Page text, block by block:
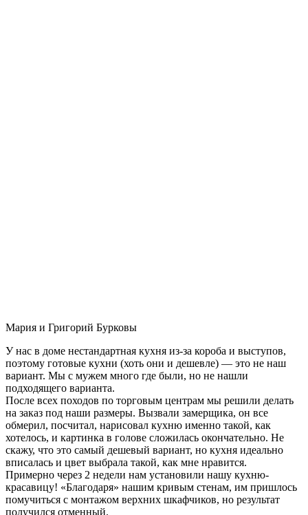
Мария и Григорий Бурковы
У нас в доме нестандартная кухня из-за короба и выступов,
поэтому готовые кухни (хоть они и дешевле) — это не наш
вариант. Мы с мужем много где были, но не нашли
подходящего варианта.
После всех походов по торговым центрам мы решили делать
на заказ под наши размеры. Вызвали замерщика, он все
обмерил, посчитал, нарисовал кухню именно такой, как
хотелось, и картинка в голове сложилась окончательно. Не
скажу, что это самый дешевый вариант, но кухня идеально
вписалась и цвет выбрала такой, как мне нравится.
Примерно через 2 недели нам установили нашу кухню-
красавицу! «Благодаря» нашим кривым стенам, им пришлось
помучиться с монтажом верхних шкафчиков, но результат
получился отменный.